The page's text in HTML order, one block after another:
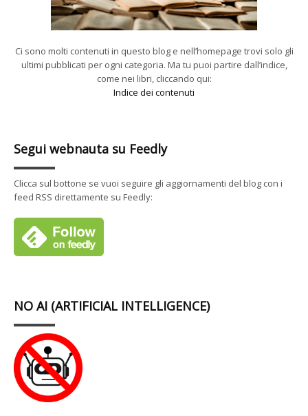
Ci sono molti contenuti in questo blog e nell’homepage trovi solo gli
ultimi pubblicati per ogni categoria. Ma tu puoi partire dall’indice,
come nei libri, cliccando qui:
Indice dei contenuti
Segui webnauta su Feedly
Clicca sul bottone se vuoi seguire gli aggiornamenti del blog con i
feed RSS direttamente su Feedly:
NO AI (ARTIFICIAL INTELLIGENCE)